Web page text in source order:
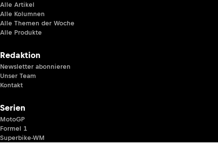
Alle Artikel
Alle Kolumnen
Alle Themen der Woche
Alle Produkte
Redaktion
Newsletter abonnieren
Unser Team
Kontakt
Serien
MotoGP
Formel 1
Superbike-WM